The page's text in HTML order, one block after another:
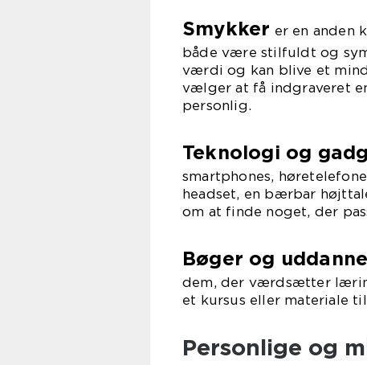
Smykker er en anden
både være stilfuldt og
værdi og kan blive et
vælger at få indgraveret
personlig.
Teknologi og
smartphones,
headset, en bærbar
om at finde noget, der
Bøger og
dem, der værdsætter
et kursus eller materiale
Personlige og